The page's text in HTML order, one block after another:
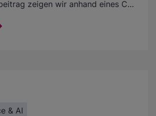
zeigen wir anhand eines CV-
die Vektorsuche
& AI